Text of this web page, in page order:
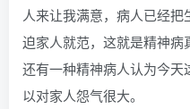
人来让我满意，病人已经
迫家人就范，这就是精神病
还有一种精神病人认为今
以对家人怨气很大。